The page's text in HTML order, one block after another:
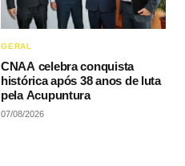
GERAL
CNAA celebra conquista
histórica após 38 anos de luta
pela Acupuntura
07/08/2026